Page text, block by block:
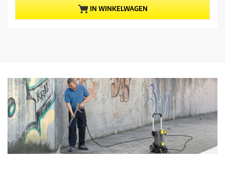
o
d
i
j
s
s
t
IN WINKELWAGEN